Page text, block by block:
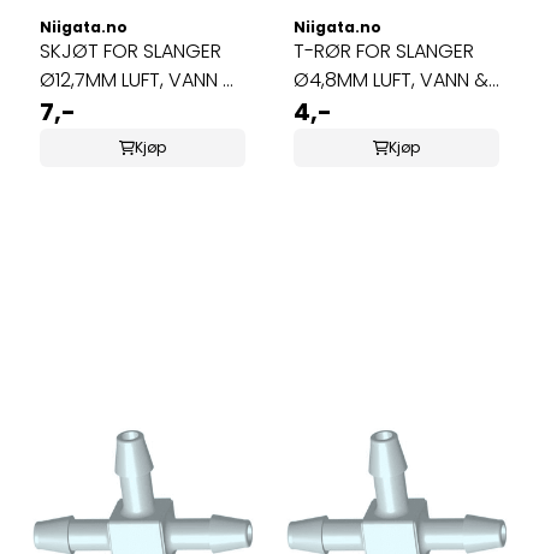
Niigata.no
SKJØT FOR SLANGER
Ø12,7MM LUFT, VANN &
OZON
7,-
Kjøp
Niigata.no
T-RØR FOR SLANGER
Ø4,8MM LUFT, VANN &
OZON
4,-
Kjøp